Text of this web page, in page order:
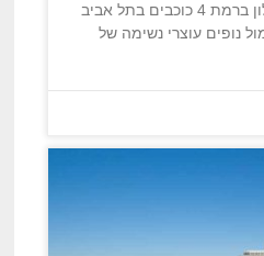
בית המלון רויאלטי הינו מלון ברמת 4 כוכבים בתל אביב
נופים עוצרי נשימה של